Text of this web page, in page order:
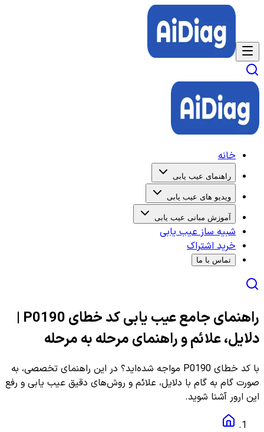
خانه
راهنمای عیب یابی
ویدیو های عیب یابی
آموزش مبانی عیب یابی
شبیه ساز عیب یابی
خرید اشتراک
تماس با ما
راهنمای جامع عیب یابی کد خطای P0190 |
دلایل، علائم و راهنمای مرحله به مرحله
با کد خطای P0190 مواجه شده‌اید؟ در این راهنمای تخصصی، به
صورت گام به گام با دلایل، علائم و روش‌های دقیق عیب یابی و رفع
این ارور آشنا شوید.